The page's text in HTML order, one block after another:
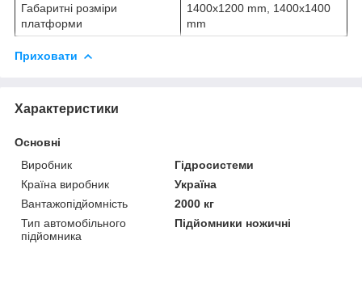
Габаритні розміри
платформи
1400x1200 mm, 1400x1400
mm
Приховати
Характеристики
Основні
Виробник
Гідросистеми
Країна виробник
Україна
Вантажопідйомність
2000 кг
Тип автомобільного
підйомника
Підйомники ножичні